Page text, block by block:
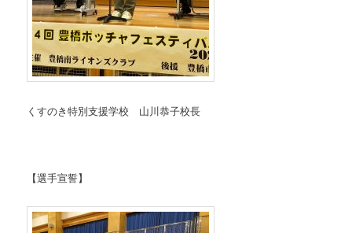
くすのき特別支援学校 山川恭子校長
【選手宣誓】